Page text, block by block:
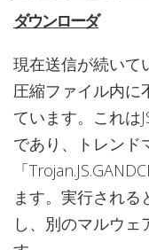
ダウンローダ
現在送信が続いて
圧縮ファイル内に
ています。これは
であり、トレンド
「
ます。実行される
し、別のマルウェ